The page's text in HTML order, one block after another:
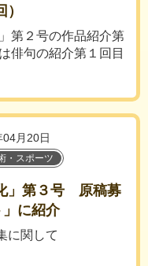
第２号の作品紹介第
俳句の紹介第１回目
月20日
・スポーツ
」第３号 原稿募
に紹介
に関して